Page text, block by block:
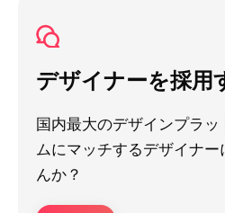
デザイナーを採用
国内最大のデザインプラ
ムにマッチするデザイナ
んか？